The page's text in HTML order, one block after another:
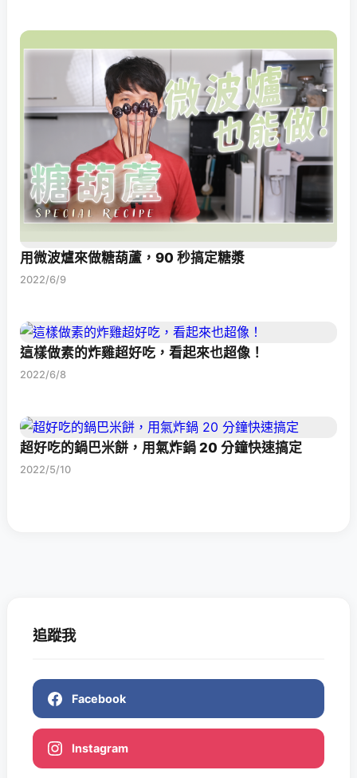
用微波爐來做糖葫蘆，90 秒搞定糖漿
2022/6/9
這樣做素的炸雞超好吃，看起來也超像！
2022/6/8
超好吃的鍋巴米餅，用氣炸鍋 20 分鐘快速搞定
2022/5/10
追蹤我
Facebook
Instagram